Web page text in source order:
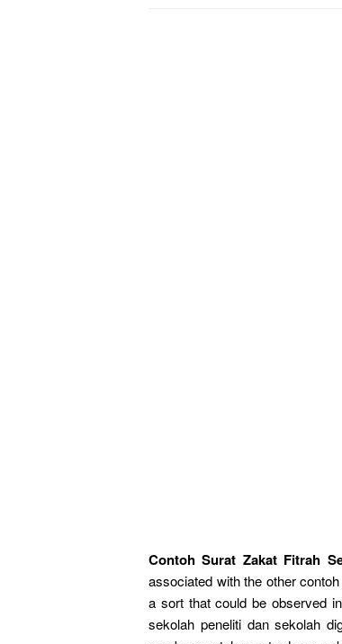
Contoh Surat Zakat Fitrah
associated with the other
a sort that could be observed
sekolah peneliti dan sekolah